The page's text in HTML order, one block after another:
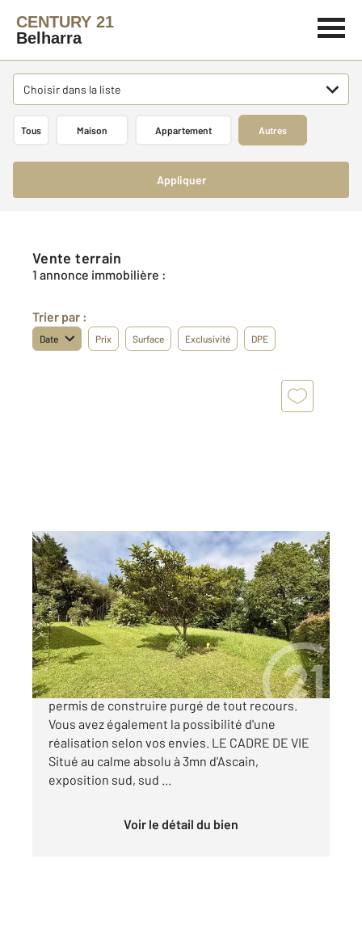
CENTURY 21
Belharra
Choisir dans la liste
Tous Maison Appartement Autres
Appliquer
Vente terrain
1 annonce immobilière :
Trier par :
Date Prix Surface Exclusivité DPE
ASCAIN 64
1133 m
Ref : 3766
Terrain à vendre
310 000 €
LE BIEN Terrain de 1133m2 constructible avec
permis de construire purgé de tout recours.
Vous avez également la possibilité d'une
réalisation selon vos envies. LE CADRE DE VIE
Situé au calme absolu à 3mn d'Ascain,
exposition sud, sud ...
Voir le détail du bien